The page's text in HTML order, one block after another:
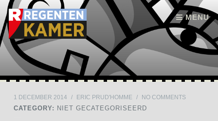
MENU
Skip to content
1 DECEMBER 2014 / ERIC PRUD'HOMME / NO COMMENTS
CATEGORY: NIET GECATEGORISEERD